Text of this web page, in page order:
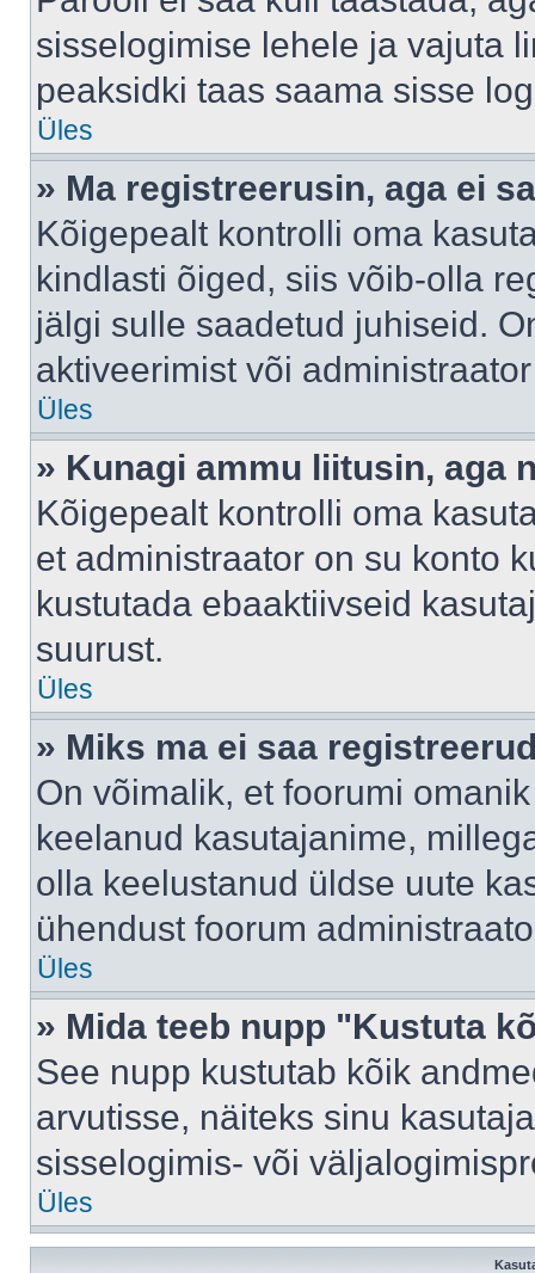
sisselogimise lehele ja vajuta
peaksidki taas saama sisse
Üles
» Ma registreerusin, aga ei
Kõigepealt kontrolli oma
kindlasti õiged, siis võib-olla
jälgi sulle saadetud juhiseid.
aktiveerimist või
Üles
» Kunagi ammu liitusin, aga
Kõigepealt kontrolli oma
et administraator on su konto
kustutada ebaaktiivseid
suurust.
Üles
» Miks ma ei saa
On võimalik, et foorumi
keelanud kasutajanime,
olla keelustanud üldse uute
ühendust foorum
Üles
» Mida teeb nupp "Kustuta
See nupp kustutab kõik
arvutisse, näiteks sinu
sisselogimis- või
Üles